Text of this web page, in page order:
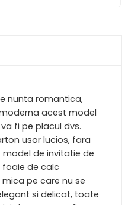
nunta romantica,
acest model
fi pe placul dvs.
usor lucios, fara
de invitatie de
de calc
pe care nu se
si delicat, toate